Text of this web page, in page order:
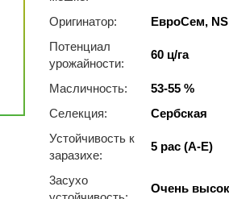
Оригинатор:
ЕвроСем, NS
Потенциал
урожайности:
60 ц/га
Масличность:
53-55 %
Селекция:
Сербская
Устойчивость к
заразихе:
5 рас (A-E)
3acуxo
Очень